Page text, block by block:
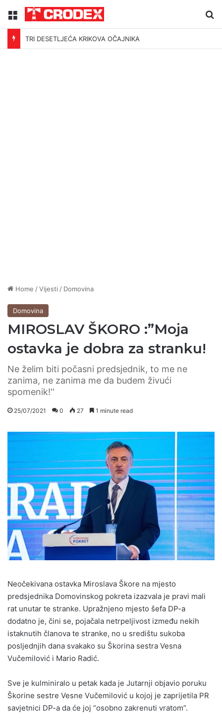
Menu
TRI DESETLJEĆA KRIKOVA OČAJNIKA
Home /Vijesti / Domovina
Domovina
MIROSLAV ŠKORO :”Moja
ostavka je dobra za stranku!
Ne želim biti počasni predsjednik, to me ne
zanima, ne zanima me da budem živući
spomenik!''
25/07/2021 0 27 1 minute read
Neočekivana ostavka Miroslava Škore na mjesto
predsjednika Domovinskog pokreta izazvala je pravi mali
rat unutar te stranke. Upražnjeno mjesto šefa DP-a
dodatno je, čini se, pojačala netrpeljivost između nekih
istaknutih članova te stranke, no u središtu sukoba
posljednjih dana svakako su Škorina sestra Vesna
Vučemilović i Mario Radić.
Sve je kulminiralo u petak kada je Jutarnji objavio poruku
Škorine sestre Vesne Vučemilović u kojoj je zaprijetila PR
savjetnici DP-a da će joj “osobno zakrenuti vratom”.